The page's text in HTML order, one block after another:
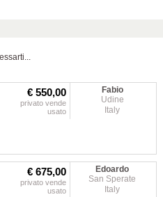
€ 550,00
privato vende
usato
Fabio
Udine
Italy
€ 675,00
privato vende
usato
Edoardo
San Sperate
Italy